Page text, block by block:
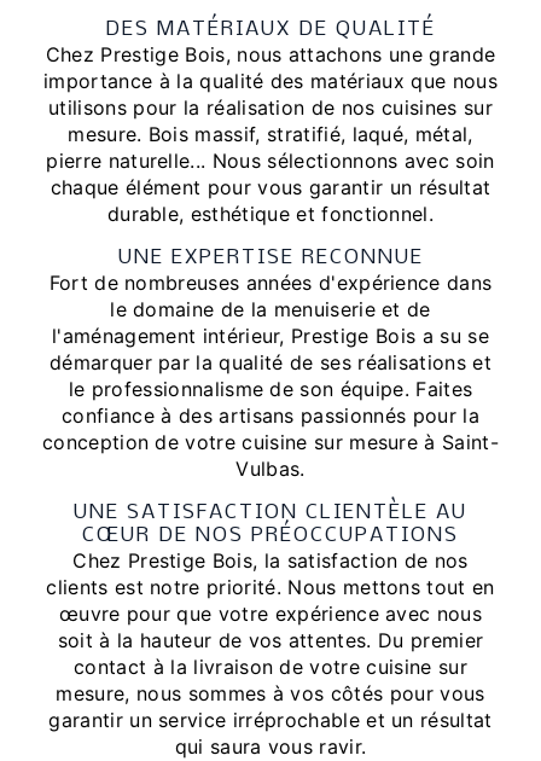
DES MATÉRIAUX DE QUALITÉ
Chez Prestige Bois, nous attachons une grande
importance à la qualité des matériaux que nous
utilisons pour la réalisation de nos cuisines sur
mesure. Bois massif, stratifié, laqué, métal,
pierre naturelle... Nous sélectionnons avec soin
chaque élément pour vous garantir un résultat
durable, esthétique et fonctionnel.
UNE EXPERTISE RECONNUE
Fort de nombreuses années d'expérience dans
le domaine de la menuiserie et de
l'aménagement intérieur, Prestige Bois a su se
démarquer par la qualité de ses réalisations et
le professionnalisme de son équipe. Faites
confiance à des artisans passionnés pour la
conception de votre cuisine sur mesure à Saint-
Vulbas.
UNE SATISFACTION CLIENTÈLE AU
CŒUR DE NOS PRÉOCCUPATIONS
Chez Prestige Bois, la satisfaction de nos
clients est notre priorité. Nous mettons tout en
œuvre pour que votre expérience avec nous
soit à la hauteur de vos attentes. Du premier
contact à la livraison de votre cuisine sur
mesure, nous sommes à vos côtés pour vous
garantir un service irréprochable et un résultat
qui saura vous ravir.